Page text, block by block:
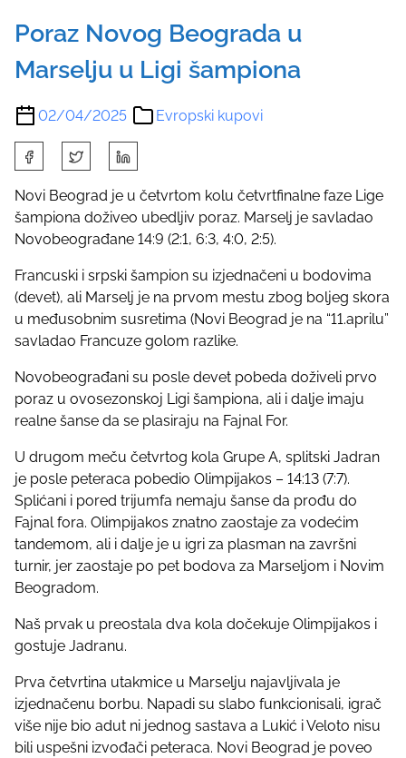
Poraz Novog Beograda u
Marselju u Ligi šampiona
02/04/2025 Evropski kupovi
h
a
r
e
h
i
s
p
o
t
n
:
Novi Beograd je u četvrtom kolu četvrtfinalne faze Lige
šampiona doživeo ubedljiv poraz. Marselj je savladao
Novobeograđane 14:9 (2:1, 6:3, 4:0, 2:5).
Francuski i srpski šampion su izjednačeni u bodovima
(devet), ali Marselj je na prvom mestu zbog boljeg skora
u međusobnim susretima (Novi Beograd je na “11.aprilu”
savladao Francuze golom razlike.
Novobeograđani su posle devet pobeda doživeli prvo
poraz u ovosezonskoj Ligi šampiona, ali i dalje imaju
realne šanse da se plasiraju na Fajnal For.
U drugom meču četvrtog kola Grupe A, splitski Jadran
je posle peteraca pobedio Olimpijakos – 14:13 (7:7).
Splićani i pored trijumfa nemaju šanse da prođu do
Fajnal fora. Olimpijakos znatno zaostaje za vodećim
tandemom, ali i dalje je u igri za plasman na završni
turnir, jer zaostaje po pet bodova za Marseljom i Novim
Beogradom.
Naš prvak u preostala dva kola dočekuje Olimpijakos i
gostuje Jadranu.
Prva četvrtina utakmice u Marselju najavljivala je
izjednačenu borbu. Napadi su slabo funkcionisali, igrač
više nije bio adut ni jednog sastava a Lukić i Veloto nisu
bili uspešni izvođači peteraca. Novi Beograd je poveo